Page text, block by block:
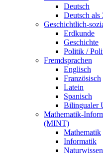
Deutsch
Deutsch als
Geschichtlich-
Erdkunde
Geschichte
Politik /
Fremdsprachen
Englisch
Französisch
Latein
Spanisch
Bilingualer
Mathematik-
(MINT)
Mathematik
Informatik